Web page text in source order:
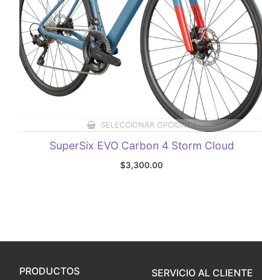
SELECCIONAR OPCIONES
SuperSix EVO Carbon 4 Storm Cloud
$3,300.00
PRODUCTOS SERVICIO AL CLIENTE